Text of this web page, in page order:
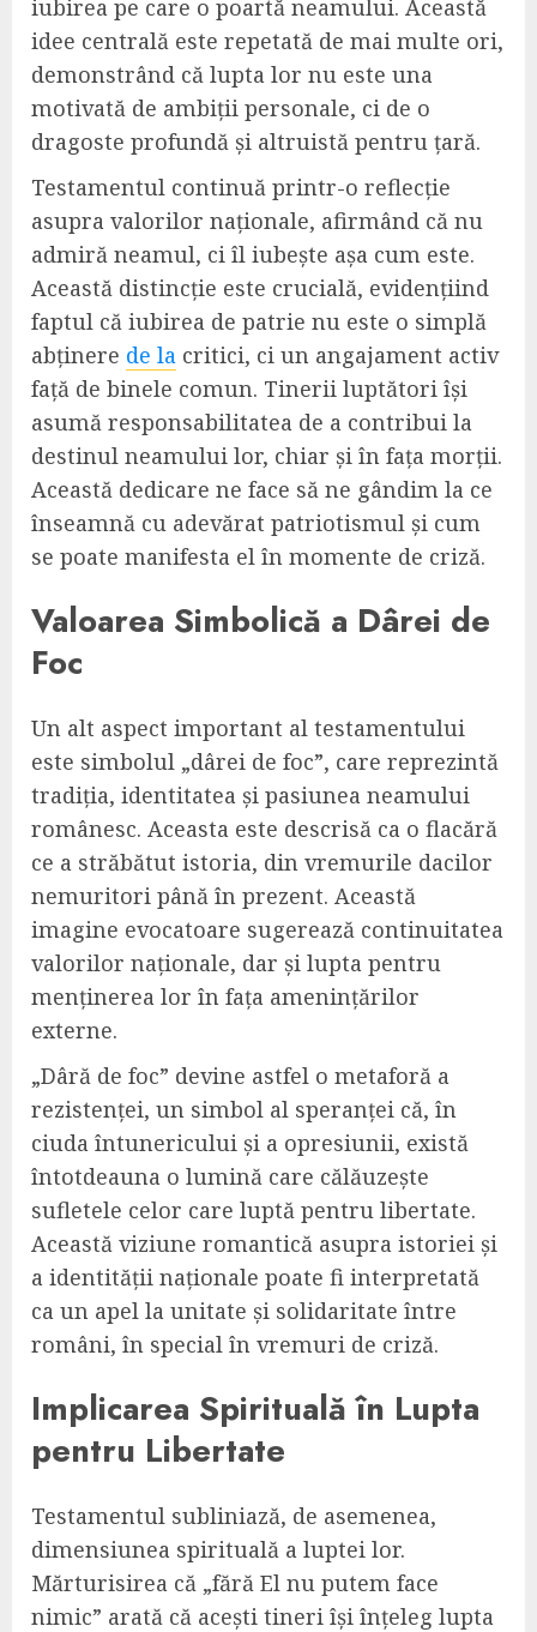
iubirea pe care o poartă neamului. Această
idee centrală este repetată de mai multe ori,
demonstrând că lupta lor nu este una
motivată de ambiții personale, ci de o
dragoste profundă și altruistă pentru țară.
Testamentul continuă printr-o reflecție
asupra valorilor naționale, afirmând că nu
admiră neamul, ci îl iubește așa cum este.
Această distincție este crucială, evidențiind
faptul că iubirea de patrie nu este o simplă
abținere de la critici, ci un angajament activ
față de binele comun. Tinerii luptători își
asumă responsabilitatea de a contribui la
destinul neamului lor, chiar și în fața morții.
Această dedicare ne face să ne gândim la ce
înseamnă cu adevărat patriotismul și cum
se poate manifesta el în momente de criză.
Valoarea Simbolică a Dârei de
Foc
Un alt aspect important al testamentului
este simbolul „dârei de foc”, care reprezintă
tradiția, identitatea și pasiunea neamului
românesc. Aceasta este descrisă ca o flacără
ce a străbătut istoria, din vremurile dacilor
nemuritori până în prezent. Această
imagine evocatoare sugerează continuitatea
valorilor naționale, dar și lupta pentru
menținerea lor în fața amenințărilor
externe.
„Dâră de foc” devine astfel o metaforă a
rezistenței, un simbol al speranței că, în
ciuda întunericului și a opresiunii, există
întotdeauna o lumină care călăuzește
sufletele celor care luptă pentru libertate.
Această viziune romantică asupra istoriei și
a identității naționale poate fi interpretată
ca un apel la unitate și solidaritate între
români, în special în vremuri de criză.
Implicarea Spirituală în Lupta
pentru Libertate
Testamentul subliniază, de asemenea,
dimensiunea spirituală a luptei lor.
Mărturisirea că „fără El nu putem face
nimic” arată că acești tineri își înțeleg lupta